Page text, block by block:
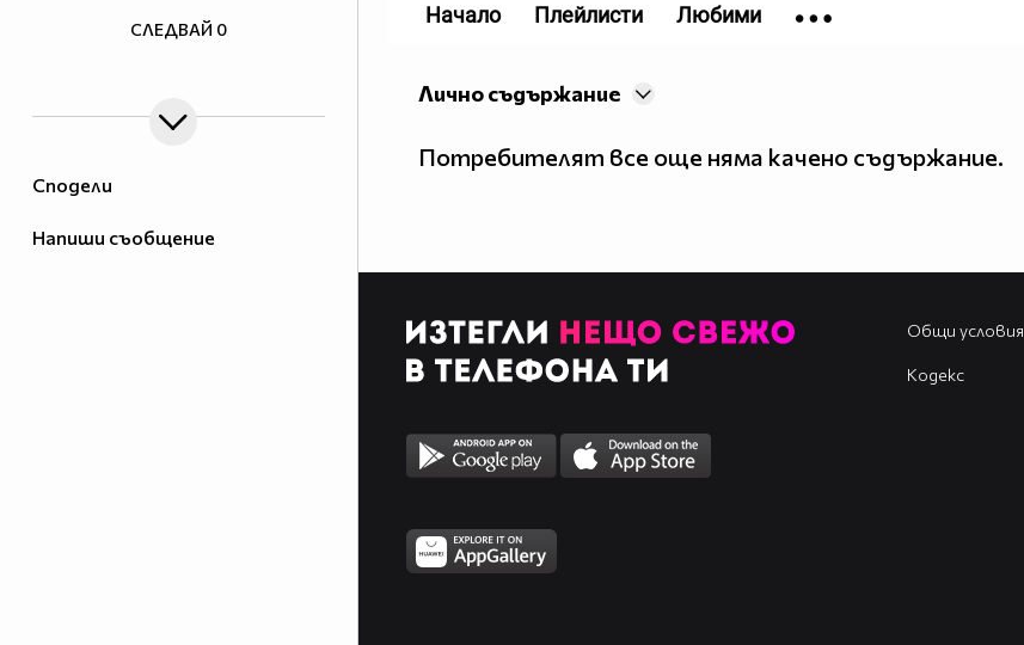
Сподели
Напиши съобщение
СЛЕДВАЙ 0
Лично съдържание
Потребителят все още няма качено съдържание.
Начало Плейлисти Любими
Общи условия
Кодекс